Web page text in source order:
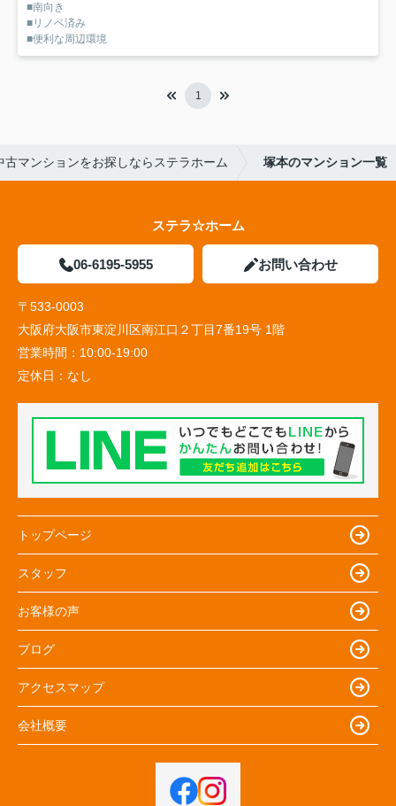
■南向き
■リノベ済み
■便利な周辺環境
1
古マンションをお探しならステラホーム 塚本のマンション一覧
ステラ☆ホーム
06-6195-5955 お問い合わせ
〒533-0003
大阪府大阪市東淀川区南江口２丁目7番19号 1階
営業時間： 10:00-19:00
定休日： なし
トップページ
スタッフ
お客様の声
ブログ
アクセスマップ
会社概要